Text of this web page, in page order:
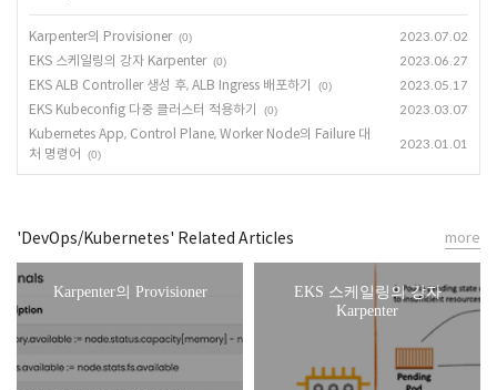
Karpenter의 Provisioner (0) 2023.07.02
EKS 스케일링의 강자 Karpenter (0) 2023.06.27
EKS ALB Controller 생성 후, ALB Ingress 배포하기 (0) 2023.05.17
EKS Kubeconfig 다중 클러스터 적용하기 (0) 2023.03.07
Kubernetes App, Control Plane, Worker Node의 Failure 대
처 명령어
(0)
2023.01.01
'DevOps/Kubernetes' Related Articles
Karpenter의 Provisioner
EKS 스케일링의 강자
Karpenter
more